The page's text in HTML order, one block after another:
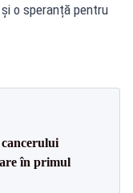
o speranță pentru
în primul